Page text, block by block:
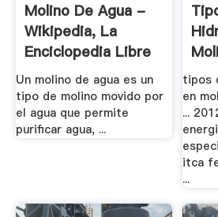
Molino De Agua -
Wikipedia, La
Enciclopedia Libre
Un molino de agua es un
tipo de molino movido por
el agua que permite
purificar agua, ...
tipos
en
...
itca
...